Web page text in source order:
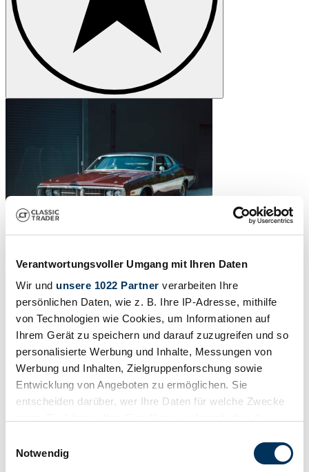
Verantwortungsvoller Umgang mit Ihren Daten
Wir und unsere 1022 Partner verarbeiten Ihre
persönlichen Daten, wie z. B. Ihre IP-Adresse, mithilfe
von Technologien wie Cookies, um Informationen auf
Ihrem Gerät zu speichern und darauf zuzugreifen und so
personalisierte Werbung und Inhalte, Messungen von
Werbung und Inhalten, Zielgruppenforschung sowie
Entwicklung von Angeboten zu ermöglichen. Sie
entscheiden darüber, wer Ihre Daten für welche Zwecke
Trigger Symbol ändern oder widerrufen
Notwendig
/16
Gutachten